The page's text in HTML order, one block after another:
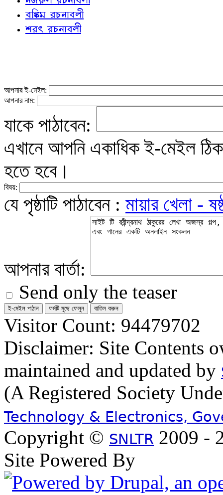
বঙ্কিম রচনাবলী
শরৎ রচনাবলী
আপনার ই-মেইল:
আপনার নাম:
যাকে পাঠাবেন:
এখানে আপনি একাধিক ই-মেইল
হতে হবে।
বিষয়:
যে পৃষ্ঠাটি পাঠাবেন : মায়ার খেলা -
আপনার বার্তা:
Send only the teaser
Visitor Count: 94479702
Disclaimer: Site Contents
maintained and updated by
(A Registered Society
Technology & Electronics,
Copyright © SNLTR 2009 -
Site Powered By